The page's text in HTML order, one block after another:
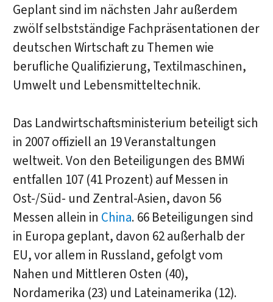
Geplant sind im nächsten Jahr außerdem
zwölf selbstständige Fachpräsentationen der
deutschen Wirtschaft zu Themen wie
berufliche Qualifizierung, Textilmaschinen,
Umwelt und Lebensmitteltechnik.
Das Landwirtschaftsministerium beteiligt sich
in 2007 offiziell an 19 Veranstaltungen
weltweit. Von den Beteiligungen des BMWi
entfallen 107 (41 Prozent) auf Messen in
Ost-/Süd- und Zentral-Asien, davon 56
Messen allein in China. 66 Beteiligungen sind
in Europa geplant, davon 62 außerhalb der
EU, vor allem in Russland, gefolgt vom
Nahen und Mittleren Osten (40),
Nordamerika (23) und Lateinamerika (12).